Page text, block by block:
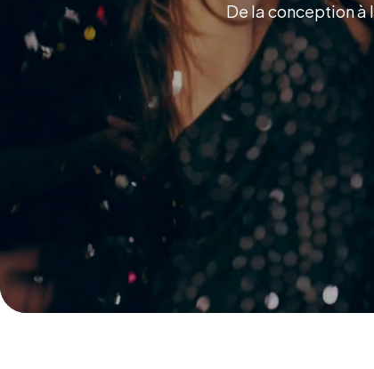
De la conception à